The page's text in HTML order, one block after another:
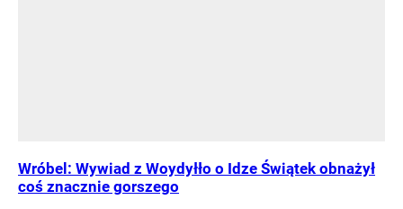
Wróbel: Wywiad z Woydyłło o Idze Świątek obnażył
coś znacznie gorszego